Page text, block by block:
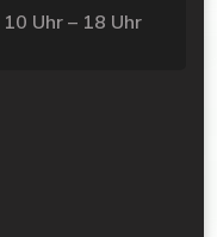
Uhr – 18 Uhr